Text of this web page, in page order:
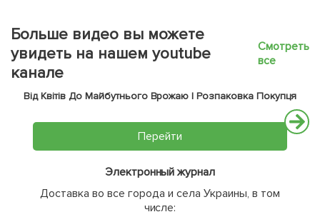
Больше видео вы можете
увидеть на нашем youtube
канале
Смотреть
все
Від Квітів До Майбутнього Врожаю | Розпаковка Покупця
Перейти
Электронный журнал
Доставка во все города и села Украины, в том
числе: